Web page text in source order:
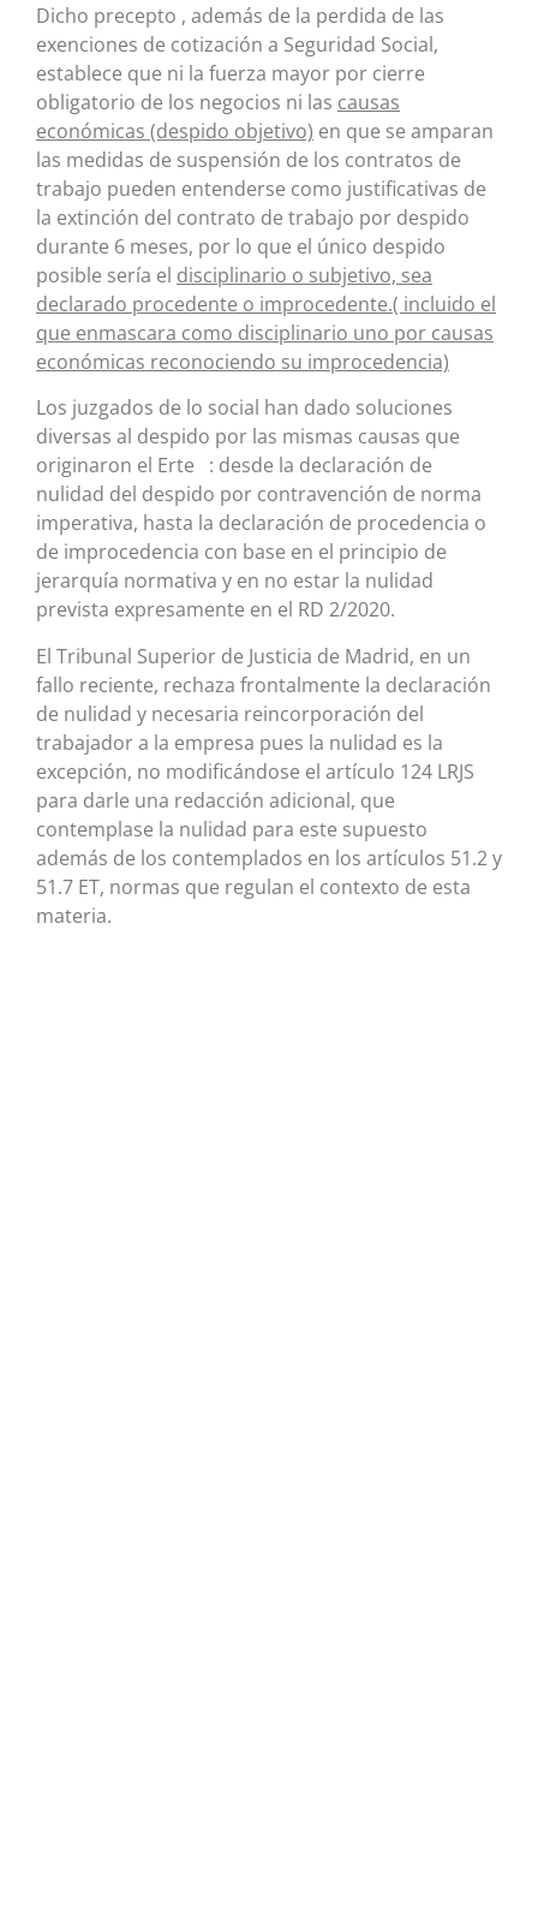
Dicho precepto , además de la perdida de las
exenciones de cotización a Seguridad Social,
establece que ni la fuerza mayor por cierre
obligatorio de los negocios ni las causas
económicas (despido objetivo) en que se amparan
las medidas de suspensión de los contratos de
trabajo pueden entenderse como justificativas de
la extinción del contrato de trabajo por despido
durante 6 meses, por lo que el único despido
posible sería el disciplinario o subjetivo, sea
declarado procedente o improcedente.( incluido el
que enmascara como disciplinario uno por causas
económicas reconociendo su improcedencia)
Los juzgados de lo social han dado soluciones
diversas al despido por las mismas causas que
originaron el Erte : desde la declaración de
nulidad del despido por contravención de norma
imperativa, hasta la declaración de procedencia o
de improcedencia con base en el principio de
jerarquía normativa y en no estar la nulidad
prevista expresamente en el RD 2/2020.
El Tribunal Superior de Justicia de Madrid, en un
fallo reciente, rechaza frontalmente la declaración
de nulidad y necesaria reincorporación del
trabajador a la empresa pues la nulidad es la
excepción, no modificándose el artículo 124 LRJS
para darle una redacción adicional, que
contemplase la nulidad para este supuesto
además de los contemplados en los artículos 51.2 y
51.7 ET, normas que regulan el contexto de esta
materia.